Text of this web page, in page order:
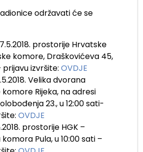
održavati će se
prostorije Hrvatske
komore, Draškovićeva 45,
prijavu izvršite: OVDJE
Velika dvorana
komore Rijeka, na adresi
23., u 12:00 sati-
OVDJE
prostorije HGK –
Pula, u 10:00 sati –